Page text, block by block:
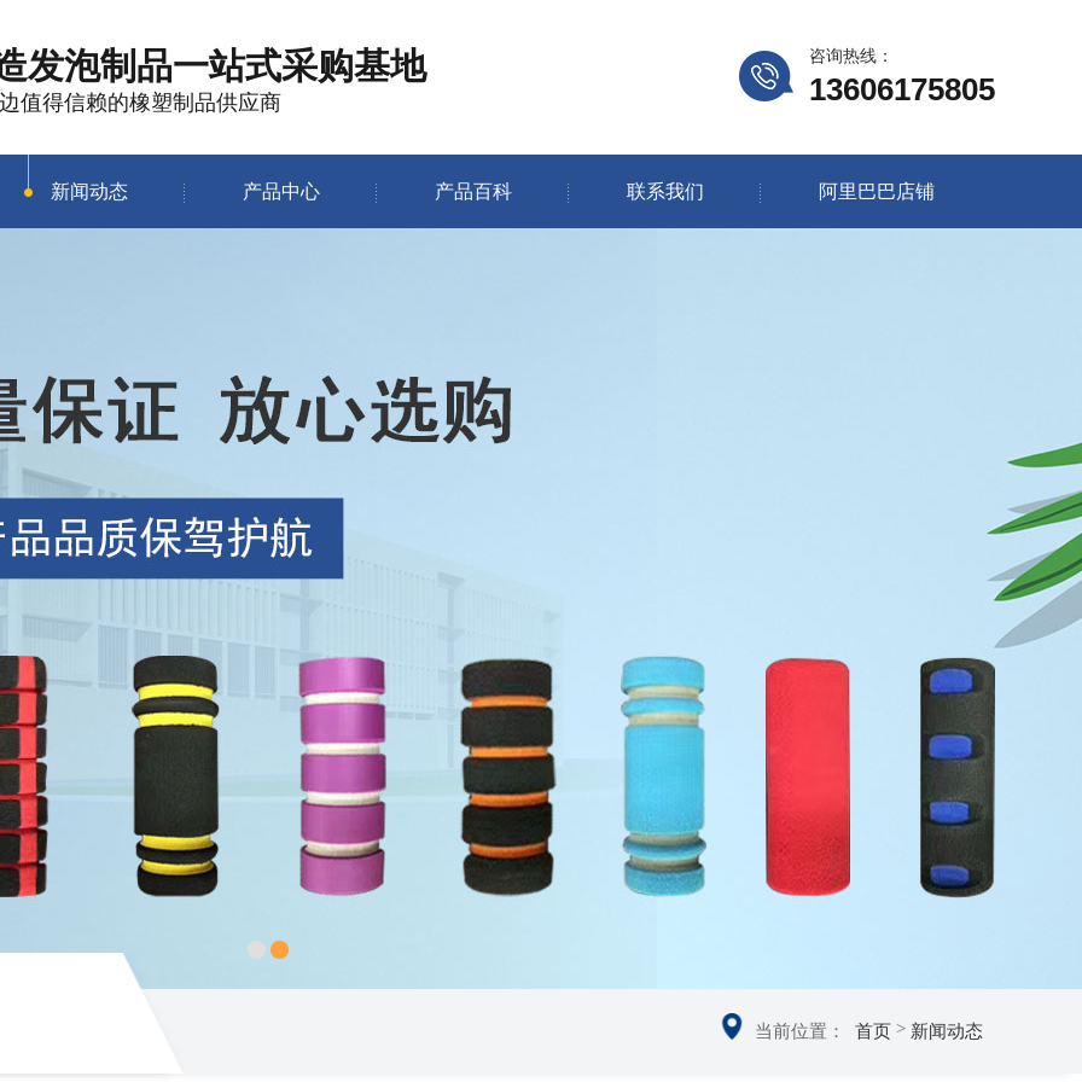
发泡制品一站式采购基地
值得信赖的橡塑制品供应商
咨询热线：
13606175805
新闻动态 产品中心 产品百科 联系我们 阿里巴巴店铺
当前位置： 首页 > 新闻动态